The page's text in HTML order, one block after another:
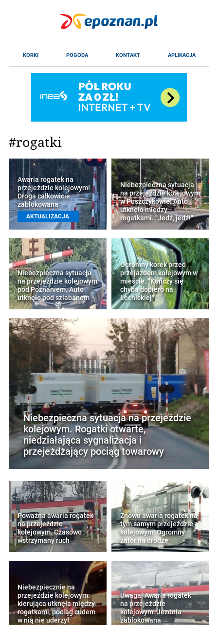
#rogatki
Awaria rogatek na
przejeździe kolejowym!
Droga całkowicie
zablokowana
AKTUALIZACJA
Niebezpieczna sytuacja
na przejeździe kolejowym
w Puszczykowie. Auto
utknęło między
rogatkami. "Jedź, jedź!"
Niebezpieczna sytuacja
na przejeździe kolejowym
pod Poznaniem. Auto
utknęło pod szlabanem
Ogromny korek przed
przejazdem kolejowym w
mieście. "Kończy się
chyba dopiero na
Lechickiej"
Niebezpieczna sytuacja na przejeździe
kolejowym. Rogatki otwarte,
niedziałająca sygnalizacja i
przejeżdżający pociąg towarowy
Poważna awaria rogatek
na przejeździe
kolejowym. Czasowo
wstrzymany ruch
Znowu awaria rogatek na
tym samym przejeździe
kolejowym. Ogromny
zator na drodze
Niebezpiecznie na
przejeździe kolejowym:
kierująca utknęła między
rogatkami, pociąg cudem
w nią nie uderzył
Uwaga! Awaria rogatek
na przejeździe
kolejowym. Jezdnia
zablokowana